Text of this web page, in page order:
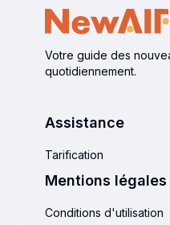
Votre guide des
quotidiennement.
Assistance
Tarification
Mentions légales
Conditions d'utilisation